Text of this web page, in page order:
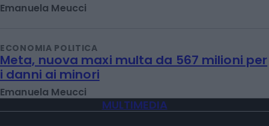
Emanuela Meucci
ECONOMIA POLITICA
Meta, nuova maxi multa da 567 milioni per
i danni ai minori
Emanuela Meucci
MULTIMEDIA